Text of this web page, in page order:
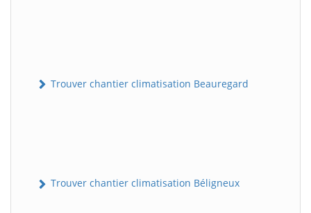
Trouver chantier climatisation Beauregard
Trouver chantier climatisation Béligneux